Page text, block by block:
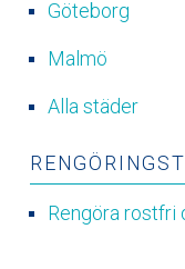
Göteborg
Malmö
Alla städer
Rengöra rostfri